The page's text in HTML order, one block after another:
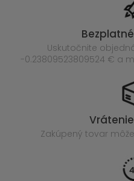
Uskutočnite
-0.23809523809524 € a
Zakúpený tovar